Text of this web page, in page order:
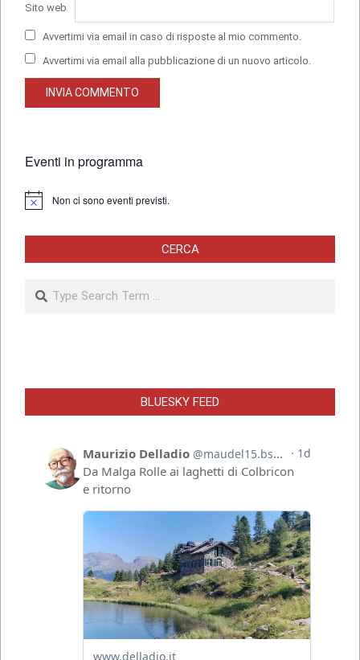
Sito web
Avvertimi via email in caso di risposte al mio commento.
Avvertimi via email alla pubblicazione di un nuovo articolo.
Eventi in programma
Notice Non ci sono eventi previsti.
CERCA
Search
BLUESKY FEED